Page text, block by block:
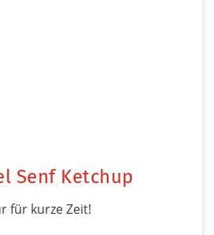
Senf Ketchup
für kurze Zeit!